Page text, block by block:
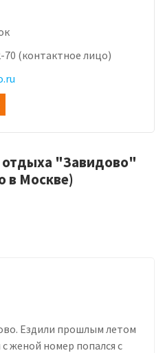
70 (контактное лицо)
"Завидово"
в Москве)
Ездили прошлым летом
женой номер попался с